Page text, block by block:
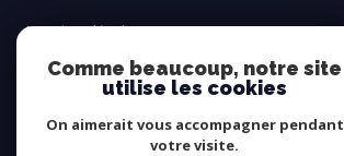
Mentions légales
Comme beaucoup, notre site
utilise les cookies
On aimerait vous accompagner pendant
votre visite.